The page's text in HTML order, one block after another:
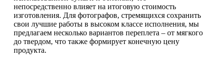
непосредственно влияет на итоговую стоимость
изготовления. Для фотографов, стремящихся сохранить
свои лучшие работы в высоком классе исполнения, мы
предлагаем несколько вариантов переплета – от мягкого
до твердом, что также формирует конечную цену
продукта.